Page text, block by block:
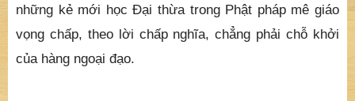
những kẻ mới học Đại thừa trong Phật pháp mê giáo
vọng chấp, theo lời chấp nghĩa, chẳng phải chỗ khởi
của hàng ngoại đạo.